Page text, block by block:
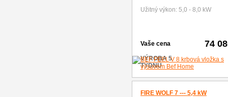
Užitný výkon: 5,0 - 8,0 kW
Vaše cena 74
VÝROBA 5
TÝDNŮ
FIRE WOLF 7 --- 5,4 kW